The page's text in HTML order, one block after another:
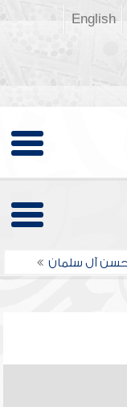
English
آل سلمان